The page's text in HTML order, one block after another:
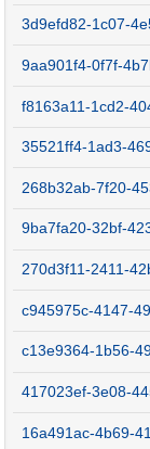
3d9efd82-1c07-
9aa901f4-0f7f-
f8163a11-1cd2-
35521ff4-1ad3-
268b32ab-7f20-
9ba7fa20-32bf-
270d3f11-2411-
c945975c-4147-
c13e9364-1b56-
417023ef-3e08-
16a491ac-4b69-